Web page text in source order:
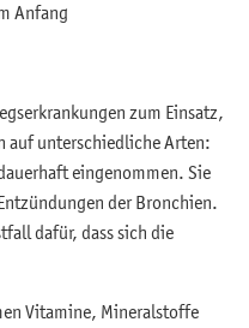
Anfang
zum Einsatz,
auf unterschiedliche Arten:
eingenommen. Sie
der Bronchien.
dafür, dass sich die
Vitamine, Mineralstoffe